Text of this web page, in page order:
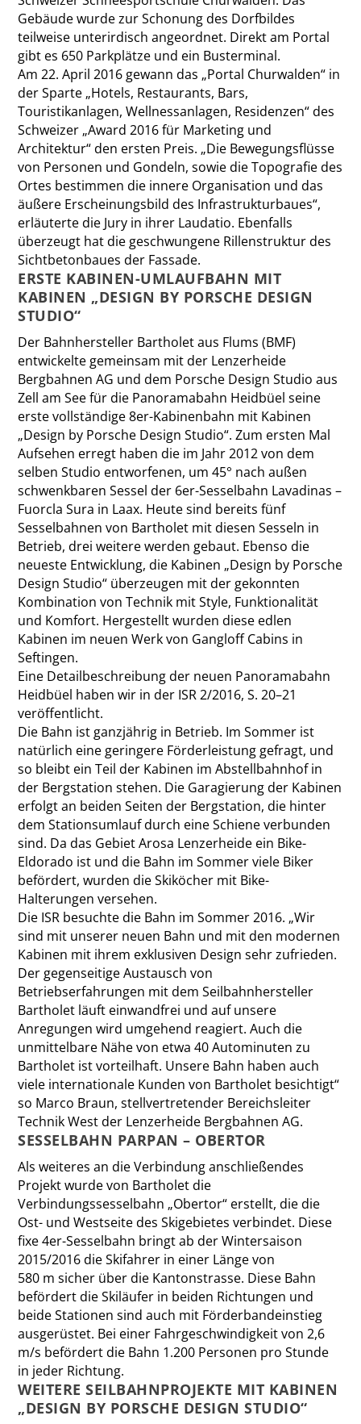
Gebäude wurde zur Schonung des Dorfbildes
teilweise unterirdisch angeordnet. Direkt am Portal
gibt es 650 Parkplätze und ein Busterminal.
Am 22. April 2016 gewann das „Portal Churwalden“ in
der Sparte „Hotels, Restaurants, Bars,
Touristikanlagen, Wellnessanlagen, Residenzen“ des
Schweizer „Award 2016 für Marketing und
Architektur“ den ersten Preis. „Die Bewegungsflüsse
von Personen und Gondeln, sowie die Topografie des
Ortes bestimmen die innere Organisation und das
äußere Erscheinungsbild des Infrastrukturbaues“,
erläuterte die Jury in ihrer Laudatio. Ebenfalls
überzeugt hat die geschwungene Rillenstruktur des
Sichtbetonbaues der Fassade.
ERSTE KABINEN-UMLAUFBAHN MIT
KABINEN „DESIGN BY PORSCHE DESIGN
STUDIO“
Der Bahnhersteller Bartholet aus Flums (BMF)
entwickelte gemeinsam mit der Lenzerheide
Bergbahnen AG und dem Porsche Design Studio aus
Zell am See für die Pa­noramabahn Heidbüel seine
erste vollständige 8er-Kabinenbahn mit Kabinen
„Design by Porsche Design Studio“. Zum ersten Mal
Aufsehen erregt haben die im Jahr 2012 von dem
selben Studio entworfenen, um 45° nach außen
schwenkbaren Sessel der 6er-Sesselbahn Lavadinas –
Fuorcla Sura in Laax. Heute sind bereits fünf
Sesselbahnen von Bartholet mit diesen Sesseln in
Betrieb, drei weitere werden gebaut. Ebenso die
neueste Entwicklung, die Kabinen „Design by Porsche
Design Studio“ überzeugen mit der gekonnten
Kombination von Technik mit Style, Funktionalität
und Komfort. Hergestellt wurden diese edlen
Kabinen im neuen Werk von Gangloff Cabins in
Seftingen.
Eine Detailbeschreibung der neuen Panoramabahn
Heidbüel haben wir in der ISR 2/2016, S. 20–21
veröffentlicht.
Die Bahn ist ganzjährig in Betrieb. Im Sommer ist
natürlich eine geringere Förderleistung gefragt, und
so bleibt ein Teil der Kabinen im Abstellbahnhof in
der Bergstation stehen. Die Garagierung der Kabinen
erfolgt an beiden Seiten der Bergstation, die hinter
dem Stationsumlauf durch eine Schiene verbunden
sind. Da das Gebiet Arosa Lenzerheide ein Bike-
Eldorado ist und die Bahn im Sommer viele Biker
befördert, wurden die Skiköcher mit Bike-
Halterungen versehen.
Die ISR besuchte die Bahn im Sommer 2016. „Wir
sind mit unserer neuen Bahn und mit den modernen
Kabinen mit ihrem exklusiven Design sehr zufrieden.
Der gegenseitige Austausch von
Betriebserfahrungen mit dem Seilbahnhersteller
Bartholet läuft einwandfrei und auf unsere
Anregungen wird umgehend reagiert. Auch die
unmittelbare Nähe von etwa 40 Autominuten zu
Bartholet ist vorteilhaft. Unsere Bahn haben auch
viele internationale Kunden von Bartholet besichtigt“
so Marco Braun, stellvertretender Bereichsleiter
Technik West der Lenzerheide Bergbahnen AG.
SESSELBAHN PARPAN – OBER­TOR
Als weiteres an die Verbindung anschließendes
Projekt wurde von Bartholet die
Verbindungssesselbahn „Obertor“ erstellt, die die
Ost- und Westseite des Skigebietes verbindet. Diese
fixe 4er-Sesselbahn bringt ab der Wintersaison
2015/2016 die Skifahrer in einer Länge von
580 m sicher über die Kantonstrasse. Diese Bahn
befördert die Skiläufer in beiden Richtungen und
beide Stationen sind auch mit Förderbandeinstieg
ausgerüstet. Bei einer Fahrgeschwindigkeit von 2,6
m/s befördert die Bahn 1.200 Personen pro Stunde
in jeder Richtung.
WEITERE SEILBAHNPROJEKTE MIT KABINEN
„DESIGN BY PORSCHE DESIGN STUDIO“